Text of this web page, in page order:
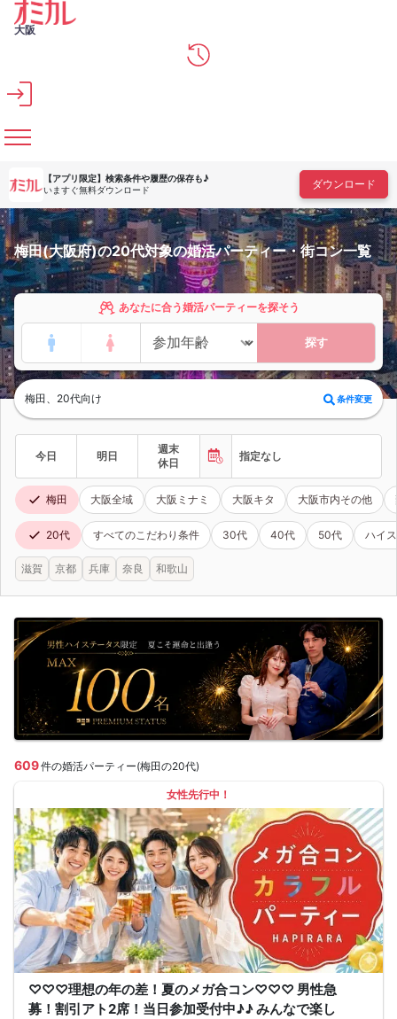
メインコンテンツへスキップ
大阪
【アプリ限定】 検索条件や履歴の保存も♪
いますぐ無料ダウンロード
ダウンロード
梅田(大阪府)の20代対象の婚活パーティー・街コン一覧
あなたに合う婚活パーティーを探そう
探す
梅田、20代向け 条件変更
今日 明日
週末
休日
指定なし
梅田 大阪全域 大阪ミナミ 大阪キタ 大阪市内その他
20代 すべてのこだわり条件 30代 40代 50代 ハイ
滋賀 京都 兵庫 奈良 和歌山
609件の婚活パーティー(梅田の20代)
女性先行中！
♡♡♡理想の年の差！夏のメガ合コン♡♡♡ 男性急
募！割引アト2席！当日参加受付中♪♪ みんなで楽し